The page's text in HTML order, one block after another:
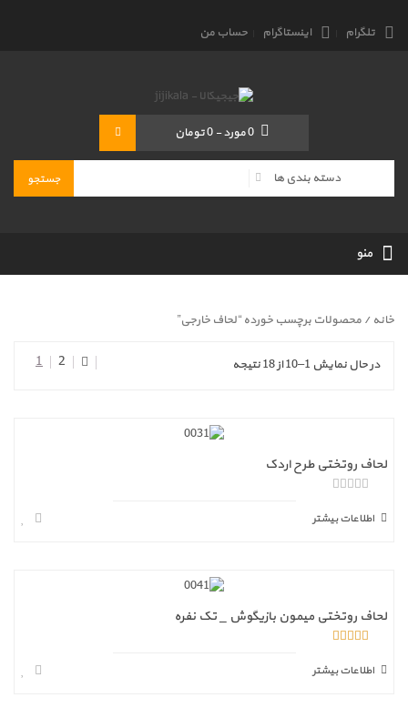
تلگرام اینستاگرام حساب من
0مورد- 0 تومان
منو
خانه / محصولات برچسب خورده “لحاف خارجی”
در حال نمایش 1–10 از 18 نتیجه 1 2
لحاف روتختی طرح اردک
ز
5
اطلاعات بیشتر
لحاف روتختی میمون بازیگوش _ تک نفره
از 5 اطلاعات بیشتر